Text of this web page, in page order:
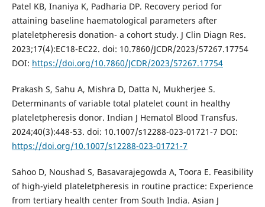
Patel KB, Inaniya K, Padharia DP. Recovery period for
attaining baseline haematological parameters after
plateletpheresis donation- a cohort study. J Clin Diagn Res.
2023;17(4):EC18-EC22. doi: 10.7860/JCDR/2023/57267.17754
DOI: https://doi.org/10.7860/JCDR/2023/57267.17754
Prakash S, Sahu A, Mishra D, Datta N, Mukherjee S.
Determinants of variable total platelet count in healthy
plateletpheresis donor. Indian J Hematol Blood Transfus.
2024;40(3):448-53. doi: 10.1007/s12288-023-01721-7 DOI:
https://doi.org/10.1007/s12288-023-01721-7
Sahoo D, Noushad S, Basavarajegowda A, Toora E. Feasibility
of high-yield plateletpheresis in routine practice: Experience
from tertiary health center from South India. Asian J